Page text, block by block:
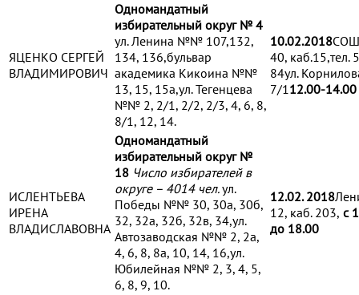
ЯЦЕНКО СЕРГЕЙ
ВЛАДИМИРОВИЧ
Одномандатный
избирательный округ № 4
ул. Ленина №№ 107,132,
134, 136,бульвар
академика Кикоина №№
13, 15, 15а,ул. Тегенцева
№№ 2, 2/1, 2/2, 2/3, 4, 6, 8,
8/1, 12, 14.
10.02.2018
40, каб.15,тел.
84ул.
7/112.00-14.00
ИСЛЕНТЬЕВА
ИРЕНА
ВЛАДИСЛАВОВНА
Одномандатный
избирательный округ №
18 Число избирателей в
округе – 4014 чел.ул.
Победы №№ 30, 30а, 30б,
32, 32а, 32б, 32в, 34,ул.
Автозаводская №№ 2, 2а,
4, 6, 8, 8а, 10, 14, 16,ул.
Юбилейная №№ 2, 3, 4, 5,
6, 8, 9, 10.
12.02. 2018
12, каб. 203, с
до 18.00